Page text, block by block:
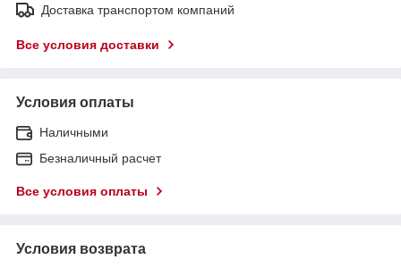
Доставка транспортом компаний
Все условия доставки
Условия оплаты
Наличными
Безналичный расчет
Все условия оплаты
Условия возврата